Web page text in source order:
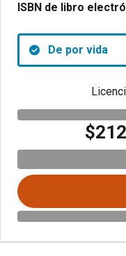
ISBN de libro
De por vida